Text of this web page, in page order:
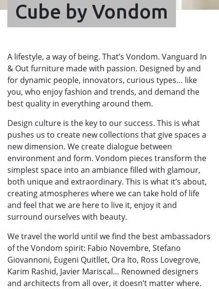
Cube by Vondom
A lifestyle, a way of being. That’s Vondom. Vanguard In
& Out furniture made with passion. Designed by and
for dynamic people, innovators, curious types… like
you, who enjoy fashion and trends, and demand the
best quality in everything around them.
Design culture is the key to our success. This is what
pushes us to create new collections that give spaces a
new dimension. We create dialogue between
environment and form. Vondom pieces transform the
simplest space into an ambiance filled with glamour,
both unique and extraordinary. This is what it’s about,
creating atmospheres where we can take hold of life
and feel that we are here to live it, enjoy it and
surround ourselves with beauty.
We travel the world until we find the best ambassadors
of the Vondom spirit: Fabio Novembre, Stefano
Giovannoni, Eugeni Quitllet, Ora Ito, Ross Lovegrove,
Karim Rashid, Javier Mariscal… Renowned designers
and architects from all over, it doesn’t matter where.